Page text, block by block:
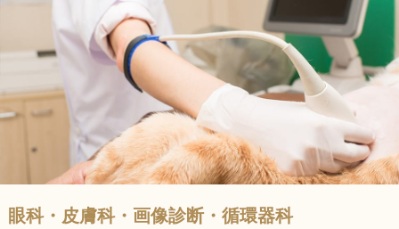
眼科・皮膚科・画像診断・循環器科